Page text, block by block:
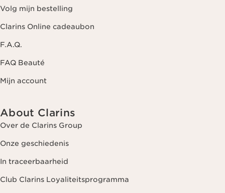
Volg mijn bestelling
Clarins Online cadeaubon
F.A.Q.
FAQ Beauté
Mijn account
About Clarins
Over de Clarins Group
Onze geschiedenis
In traceerbaarheid
Club Clarins Loyaliteitsprogramma